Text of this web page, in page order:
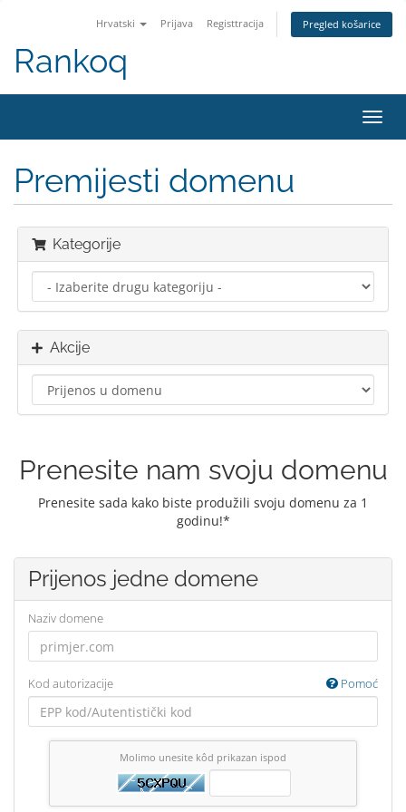
Hrvatski Prijava Registtracija Pregled košarice
Rankoq
Premijesti domenu
Kategorije
Akcije
Prenesite nam svoju domenu
Prenesite sada kako biste produžili svoju domenu za 1
godinu!*
Prijenos jedne domene
Naziv domene
Kod autorizacije Pomoć
Molimo unesite kôd prikazan ispod